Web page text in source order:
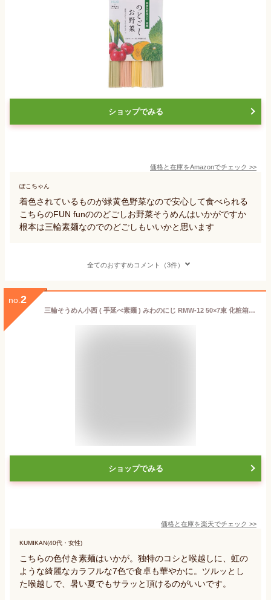
ショップでみる
価格と在庫をAmazonでチェック >>
ぽこちゃん
着色されているものが緑黄色野菜なので安心して食べられる
こちらのFUN funののどごしお野菜そうめんはいかがですか
根本は三輪素麺なのでのどごしもいいかと思います
全てのおすすめコメント（3件）
no. 2
三輪そうめん小西 ( 手延べ素麺 ) みわのにじ RMW-12 50×7束 化粧箱入り カラフル 色付き素麺 そうめん 三輪素麺 送料無料
ショップでみる
価格と在庫を楽天でチェック >>
KUMIKAN(40代・女性)
こちらの色付き素麺はいかが。独特のコシと喉越しに、虹の
ような綺麗なカラフルな7色で食卓も華やかに。ツルッとし
た喉越しで、暑い夏でもサラッと頂けるのがいいです。